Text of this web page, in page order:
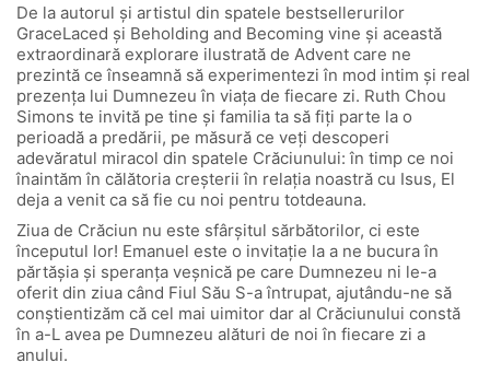
De la autorul și artistul din spatele bestsellerurilor
GraceLaced și Beholding and Becoming vine și această
extraordinară explorare ilustrată de Advent care ne
prezintă ce înseamnă să experimentezi în mod intim și real
prezența lui Dumnezeu în viața de fiecare zi. Ruth Chou
Simons te invită pe tine și familia ta să fiți parte la o
perioadă a predării, pe măsură ce veți descoperi
adevăratul miracol din spatele Crăciunului: în timp ce noi
înaintăm în călătoria creșterii în relația noastră cu Isus, El
deja a venit ca să fie cu noi pentru totdeauna.
Ziua de Crăciun nu este sfârșitul sărbătorilor, ci este
începutul lor! Emanuel este o invitație la a ne bucura în
părtășia și speranța veșnică pe care Dumnezeu ni le-a
oferit din ziua când Fiul Său S-a întrupat, ajutându-ne să
conștientizăm că cel mai uimitor dar al Crăciunului constă
în a-L avea pe Dumnezeu alături de noi în fiecare zi a
anului.